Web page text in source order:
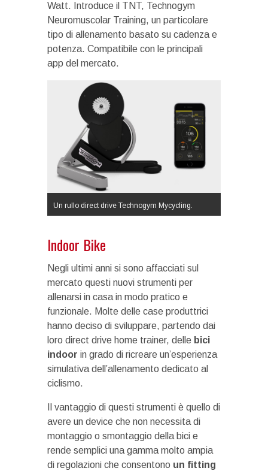
Watt. Introduce il TNT, Technogym
Neuromuscolar Training, un particolare
tipo di allenamento basato su cadenza e
potenza. Compatibile con le principali
app del mercato.
Un rullo direct drive Technogym Mycycling.
Indoor Bike
Negli ultimi anni si sono affacciati sul
mercato questi nuovi strumenti per
allenarsi in casa in modo pratico e
funzionale. Molte delle case produttrici
hanno deciso di sviluppare, partendo dai
loro direct drive home trainer, delle bici
indoor in grado di ricreare un’esperienza
simulativa dell’allenamento dedicato al
ciclismo.
Il vantaggio di questi strumenti è quello di
avere un device che non necessita di
montaggio o smontaggio della bici e
rende semplici una gamma molto ampia
di regolazioni che consentono un fitting